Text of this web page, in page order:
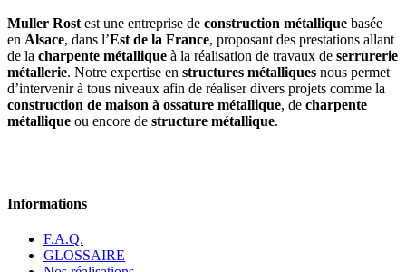
Muller Rost est une entreprise de construction métallique basée
en Alsace, dans l’Est de la France, proposant des prestations allant
de la charpente métallique à la réalisation de travaux de serrurerie
métallerie. Notre expertise en structures métalliques nous permet
d’intervenir à tous niveaux afin de réaliser divers projets comme la
construction de maison à ossature métallique, de charpente
métallique ou encore de structure métallique.
Informations
F.A.Q.
GLOSSAIRE